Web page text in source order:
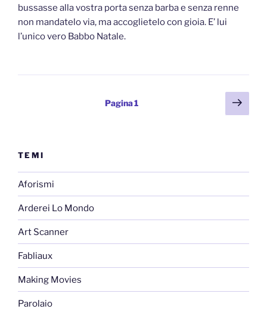
bussasse alla vostra porta senza barba e senza renne
non mandatelo via, ma accoglietelo con gioia. E’ lui
l’unico vero Babbo Natale.
Pagina1
TEMI
Aforismi
Arderei Lo Mondo
Art Scanner
Fabliaux
Making Movies
Parolaio